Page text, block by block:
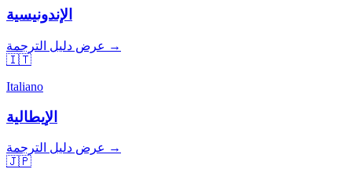
الإندونيسية
عرض دليل الترجمة →
🇮🇹
Italiano
الإيطالية
عرض دليل الترجمة →
🇯🇵